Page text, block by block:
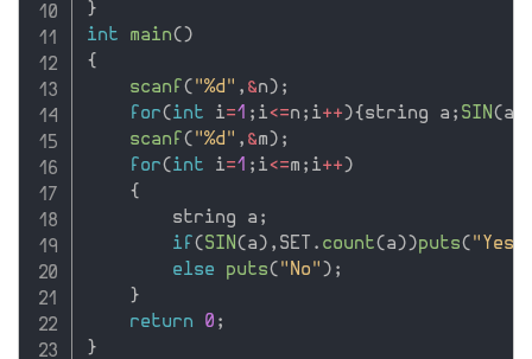
}
int
main()
{
scanf ( "%d" , &n) ;
for(int i=1 ; i<=n ; i++){string a ; SIN(a
scanf ( "%d" , &m) ;
for(int i=1 ; i<=m ; i++)
{
        string a
;
if (SIN(a) , SET . count(a))puts( "Yes"
else
puts( "No" ) ;
}
return
0 ;
}